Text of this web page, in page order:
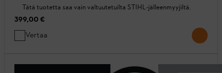
Tätä tuotetta saa vain valtuutetuilta STIHL-jälleenmyyjiltä.
399,00 €
Vertaa